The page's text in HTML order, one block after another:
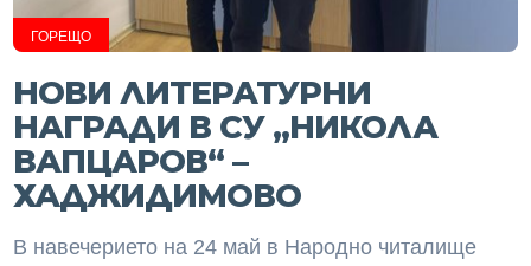
ГОРЕЩО
НОВИ ЛИТЕРАТУРНИ
НАГРАДИ В СУ „НИКОЛА
ВАПЦАРОВ“ –
ХАДЖИДИМОВО
В навечерието на 24 май в Народно читалище